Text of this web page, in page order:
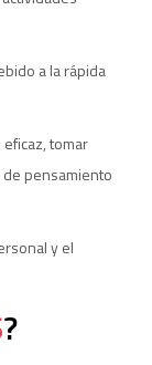
a la rápida
tomar
pensamiento
y el
?